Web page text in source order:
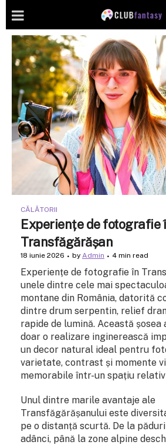
CĂLĂTORII
Experiențe de fotografie
Transfăgărășan
18 iunie 2026 by Admin 4 min read
Experiențe de fotografie în
unele dintre cele mai
montane din România, datorită
dintre drum serpentin, relief
rapide de lumină. Această șosea
doar o realizare inginerească
un decor natural ideal pentru
varietate, contrast și momente
memorabile într-un spațiu
Unul dintre marile avantaje ale
Transfăgărășanului este
pe o distanță scurtă. De la
adânci, până la zone alpine